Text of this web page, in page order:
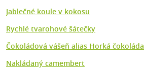
Jablečné koule v kokosu
Rychlé tvarohové šátečky
Čokoládová vášeň alias Horká čokoláda
Nakládaný camembert